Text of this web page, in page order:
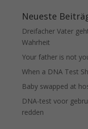
Neueste
Dreifacher Vater
Wahrheit
Your father is not
When a DNA Test
Baby swapped at
DNA-test voor
redden